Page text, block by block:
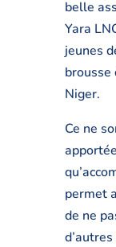
belle
Yara
jeunes
brousse
Niger.
Ce ne
permet
de ne